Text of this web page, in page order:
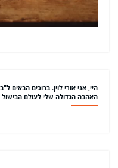
היי, אני אורי לוין. ברוכים
האהבה הגדולה שלי לעולם הבישול